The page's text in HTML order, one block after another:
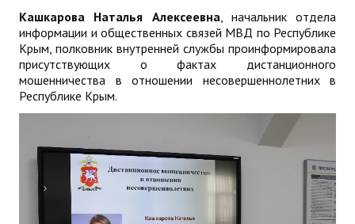
Кашкарова Наталья Алексеевна , начальник отдела
информации и общественных связей МВД по Республике
Крым, полковник внутренней службы проинформировала
присутствующих о фактах дистанционного
мошенничества в отношении несовершеннолетних в
Республике Крым.